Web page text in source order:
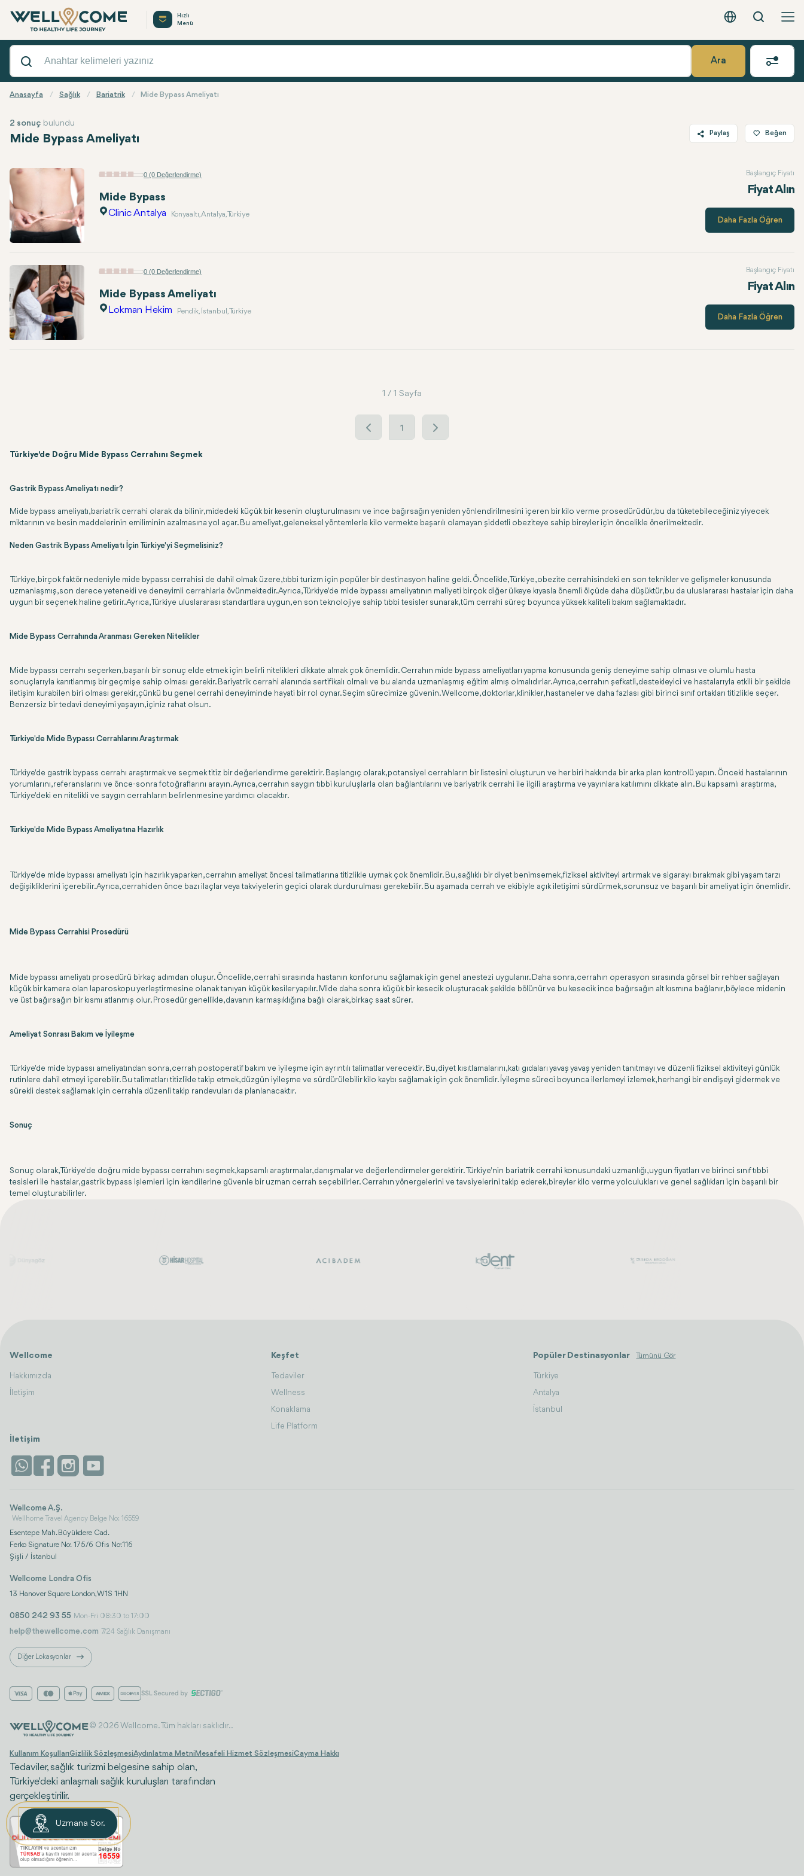
Türkçe - EUR
Arama
Hızlı
Menü
Ara
Anasayfa Sağlık Bariatrik Mide Bypass Ameliyatı
Mide Bypass Ameliyatı
2 sonuç bulundu
Paylaş
Telegram
Beğen
0 (0 Değerlendirme)
Mide Bypass
Clinic Antalya Konyaaltı, Antalya, Türkiye
Başlangıç Fiyatı
Fiyat Alın
Daha Fazla Öğren
0 (0 Değerlendirme)
Mide Bypass Ameliyatı
Lokman Hekim Pendik, İstanbul, Türkiye
Başlangıç Fiyatı
Fiyat Alın
Daha Fazla Öğren
1 / 1 Sayfa
1
Türkiye'de Doğru Mide Bypass Cerrahını Seçmek
Gastrik Bypass Ameliyatı nedir?
Mide bypass ameliyatı, bariatrik cerrahi olarak da bilinir, midedeki küçük bir kesenin oluşturulmasını ve ince bağırsağın yeniden yönlendirilmesini içeren bir kilo verme prosedürüdür, bu da tüketebileceğiniz yiyecek
miktarının ve besin maddelerinin emiliminin azalmasına yol açar. Bu ameliyat, geleneksel yöntemlerle kilo vermekte başarılı olamayan şiddetli obeziteye sahip bireyler için öncelikle önerilmektedir.
Neden Gastrik Bypass Ameliyatı İçin Türkiye'yi Seçmelisiniz?
Türkiye, birçok faktör nedeniyle mide bypassı cerrahisi de dahil olmak üzere, tıbbi turizm için popüler bir destinasyon haline geldi. Öncelikle, Türkiye, obezite cerrahisindeki en son teknikler ve gelişmeler konusunda
uzmanlaşmış, son derece yetenekli ve deneyimli cerrahlarla övünmektedir. Ayrıca, Türkiye'de mide bypassı ameliyatının maliyeti birçok diğer ülkeye kıyasla önemli ölçüde daha düşüktür, bu da uluslararası hastalar için daha
uygun bir seçenek haline getirir. Ayrıca, Türkiye uluslararası standartlara uygun, en son teknolojiye sahip tıbbi tesisler sunarak, tüm cerrahi süreç boyunca yüksek kaliteli bakım sağlamaktadır.
Mide Bypass Cerrahında Aranması Gereken Nitelikler
Mide bypassı cerrahı seçerken, başarılı bir sonuç elde etmek için belirli nitelikleri dikkate almak çok önemlidir. Cerrahın mide bypass ameliyatları yapma konusunda geniş deneyime sahip olması ve olumlu hasta
sonuçlarıyla kanıtlanmış bir geçmişe sahip olması gerekir. Bariyatrik cerrahi alanında sertifikalı olmalı ve bu alanda uzmanlaşmış eğitim almış olmalıdırlar. Ayrıca, cerrahın şefkatli, destekleyici ve hastalarıyla etkili bir şekilde
iletişim kurabilen biri olması gerekir, çünkü bu genel cerrahi deneyiminde hayati bir rol oynar.Seçim sürecimize güvenin. Wellcome, doktorlar, klinikler, hastaneler ve daha fazlası gibi birinci sınıf ortakları titizlikle seçer.
Benzersiz bir tedavi deneyimi yaşayın, içiniz rahat olsun.
Türkiye'de Mide Bypassı Cerrahlarını Araştırmak
Türkiye'de gastrik bypass cerrahı araştırmak ve seçmek titiz bir değerlendirme gerektirir. Başlangıç olarak, potansiyel cerrahların bir listesini oluşturun ve her biri hakkında bir arka plan kontrolü yapın. Önceki hastalarının
yorumlarını, referanslarını ve önce-sonra fotoğraflarını arayın. Ayrıca, cerrahın saygın tıbbi kuruluşlarla olan bağlantılarını ve bariyatrik cerrahi ile ilgili araştırma ve yayınlara katılımını dikkate alın. Bu kapsamlı araştırma,
Türkiye'deki en nitelikli ve saygın cerrahların belirlenmesine yardımcı olacaktır.
Türkiye'de Mide Bypass Ameliyatına Hazırlık
Türkiye'de mide bypassı ameliyatı için hazırlık yaparken, cerrahın ameliyat öncesi talimatlarına titizlikle uymak çok önemlidir. Bu, sağlıklı bir diyet benimsemek, fiziksel aktiviteyi artırmak ve sigarayı bırakmak gibi yaşam tarzı
değişikliklerini içerebilir. Ayrıca, cerrahiden önce bazı ilaçlar veya takviyelerin geçici olarak durdurulması gerekebilir. Bu aşamada cerrah ve ekibiyle açık iletişimi sürdürmek, sorunsuz ve başarılı bir ameliyat için önemlidir.
Mide Bypass Cerrahisi Prosedürü
Mide bypassı ameliyatı prosedürü birkaç adımdan oluşur. Öncelikle, cerrahi sırasında hastanın konforunu sağlamak için genel anestezi uygulanır. Daha sonra, cerrahın operasyon sırasında görsel bir rehber sağlayan
küçük bir kamera olan laparoskopu yerleştirmesine olanak tanıyan küçük kesiler yapılır. Mide daha sonra küçük bir kesecik oluşturacak şekilde bölünür ve bu kesecik ince bağırsağın alt kısmına bağlanır, böylece midenin
ve üst bağırsağın bir kısmı atlanmış olur. Prosedür genellikle, davanın karmaşıklığına bağlı olarak, birkaç saat sürer.
Ameliyat Sonrası Bakım ve İyileşme
Türkiye'de mide bypassı ameliyatından sonra, cerrah postoperatif bakım ve iyileşme için ayrıntılı talimatlar verecektir. Bu, diyet kısıtlamalarını, katı gıdaları yavaş yavaş yeniden tanıtmayı ve düzenli fiziksel aktiviteyi günlük
rutinlere dahil etmeyi içerebilir. Bu talimatları titizlikle takip etmek, düzgün iyileşme ve sürdürülebilir kilo kaybı sağlamak için çok önemlidir. İyileşme süreci boyunca ilerlemeyi izlemek, herhangi bir endişeyi gidermek ve
sürekli destek sağlamak için cerrahla düzenli takip randevuları da planlanacaktır.
Sonuç
Sonuç olarak, Türkiye'de doğru mide bypassı cerrahını seçmek, kapsamlı araştırmalar, danışmalar ve değerlendirmeler gerektirir. Türkiye'nin bariatrik cerrahi konusundaki uzmanlığı, uygun fiyatları ve birinci sınıf tıbbi
tesisleri ile hastalar, gastrik bypass işlemleri için kendilerine güvenle bir uzman cerrah seçebilirler. Cerrahın yönergelerini ve tavsiyelerini takip ederek, bireyler kilo verme yolculukları ve genel sağlıkları için başarılı bir
temel oluşturabilirler.
Wellcome
Hakkımızda
İletişim
Keşfet
Tedaviler
Wellness
Konaklama
Life Platform
Popüler Destinasyonlar Tümünü Gör
Türkiye
Antalya
İstanbul
İletişim
Wellcome A.Ş.
Wellhome Travel Agency Belge No: 16559
Esentepe Mah. Büyükdere Cad.
Ferko Signature No: 175/6 Ofis No:116
Şişli / İstanbul
Wellcome Londra Ofis
13 Hanover Square London, W1S 1HN
0850 242 93 55 Mon-Fri 08:30 to 17:00
help@thewellcome.com 7/24 Sağlık Danışmanı
Diğer Lokasyonlar
© 2026 Wellcome. Tüm hakları saklıdır..
Kullanım KoşullarıGizlilik SözleşmesiAydınlatma Metni Mesafeli Hizmet SözleşmesiCayma Hakkı
Tedaviler, sağlık turizmi belgesine sahip olan,
Türkiye'deki anlaşmalı sağlık kuruluşları tarafından
gerçekleştirilir.
Uzmana Sor.